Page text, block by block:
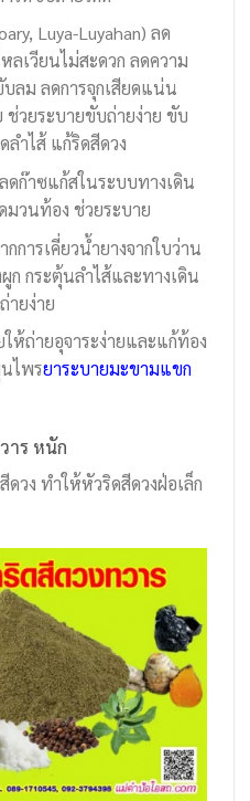
Luya-Luyahan) ลด
ลเวียนไม่สะดวก ลดความ
ลม ลดการจุกเสียดแน่น
วยระบายขับถ่ายง่าย ขับ
ำไส้ แก้ริดสีดวง
ดก๊าซแก้สในระบบทางเดิน
มวนท้อง ช่วยระบาย
การเคี่ยวน้ำยางจากใบว่าน
ก กระตุ้นลำไส้และทางเดิน
ายง่าย
ห้ถ่ายอุจาระง่ายและแก้ท้อง
ไพรยาระบายมะขามแขก
าร หนัก
วง ทำให้หัวริดสีดวงฝ่อเล็ก